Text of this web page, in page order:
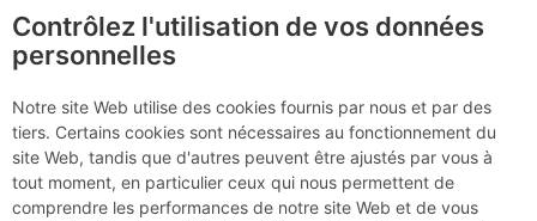
Nouvel an au balcon
Activités
Contrôlez l'utilisation de vos données
personnelles
Notre site Web utilise des cookies fournis par nous et par des
tiers. Certains cookies sont nécessaires au fonctionnement du
site Web, tandis que d'autres peuvent être ajustés par vous à
tout moment, en particulier ceux qui nous permettent de
comprendre les performances de notre site Web et de vous